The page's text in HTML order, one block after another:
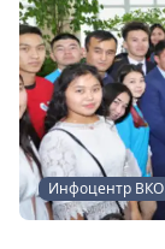
Инфоцентр ВКО